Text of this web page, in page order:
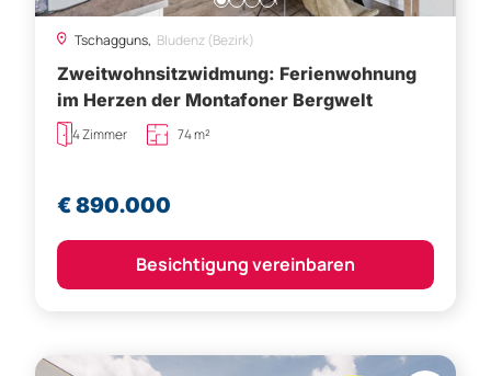
Tschagguns, Bludenz (Bezirk)
Zweitwohnsitzwidmung: Ferienwohnung
im Herzen der Montafoner Bergwelt
4 Zimmer 74 m²
€ 890.000
Besichtigung vereinbaren